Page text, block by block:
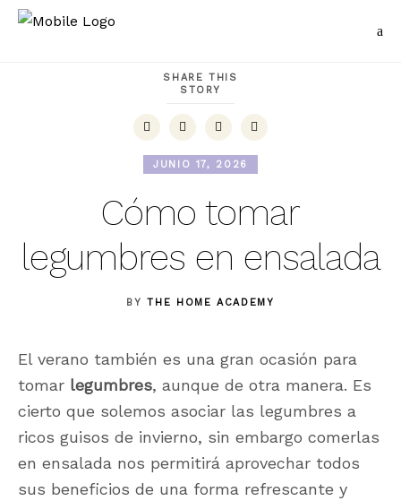
SHARE THIS
STORY
JUNIO 17, 2026
Cómo tomar
legumbres en ensalada
BYTHE HOME ACADEMY
El verano también es una gran ocasión para
tomar legumbres, aunque de otra manera. Es
cierto que solemos asociar las legumbres a
ricos guisos de invierno, sin embargo comerlas
en ensalada nos permitirá aprovechar todos
sus beneficios de una forma refrescante y